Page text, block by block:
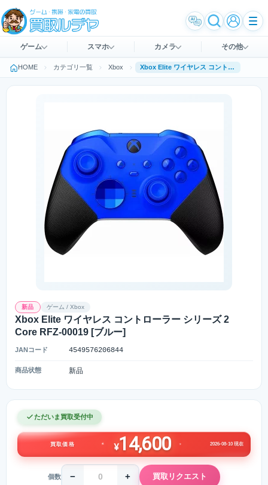
ゲーム スマホ カメラ その他
HOME カテゴリ一覧 Xbox Xbox Elite ワイヤレス コントローラー シリーズ 2 Core RFZ-00019 [ブルー]
新品 ゲーム / Xbox
Xbox Elite ワイヤレス コントローラー シリーズ 2
Core RFZ-00019 [ブルー]
JANコード 4549576206844
商品状態 新品
ただいま買取受付中
買取価格 ¥14,600 2026-08-10 現在
個数 − + 買取リクエスト